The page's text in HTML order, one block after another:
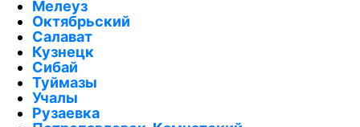
Мелеуз
Октябрьский
Салават
Кузнецк
Сибай
Туймазы
Учалы
Рузаевка